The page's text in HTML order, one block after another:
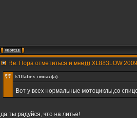
Re: Пора отметиться и мне))) XL883LOW 2009
k1llabes писал(а):
Вот у всех нормальные мотоциклы,со
да ты радуйся, что на литье!